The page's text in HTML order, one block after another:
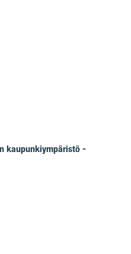
kaupunkiympäristö -